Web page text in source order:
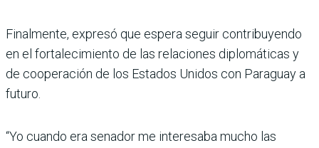
Finalmente, expresó que espera seguir contribuyendo
en el fortalecimiento de las relaciones diplomáticas y
de cooperación de los Estados Unidos con Paraguay a
futuro.
“Yo cuando era senador me interesaba mucho las